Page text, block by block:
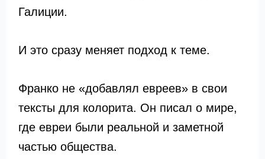
Галиции.
И это сразу меняет подход к теме.
Франко не «добавлял евреев» в свои
тексты для колорита. Он писал о мире,
где евреи были реальной и заметной
частью общества.